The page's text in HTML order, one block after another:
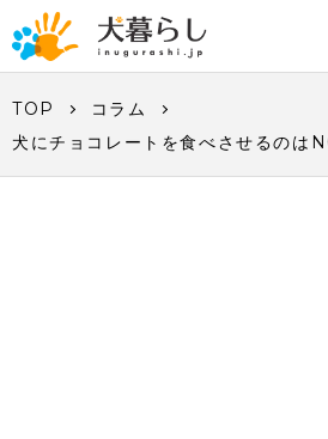
TOP
コラム
犬にチョコレートを食べさせるのは